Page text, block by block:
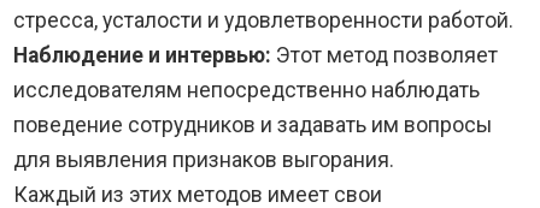
стресса, усталости и удовлетворенности работой.
Наблюдение и интервью: Этот метод позволяет
исследователям непосредственно наблюдать
поведение сотрудников и задавать им вопросы
для выявления признаков выгорания.
Каждый из этих методов имеет свои